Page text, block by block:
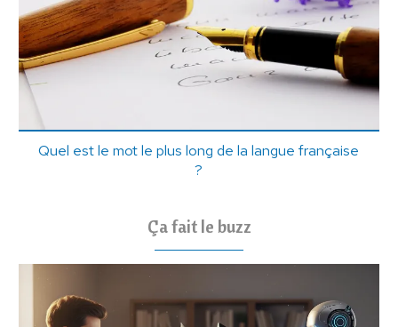
Quel est le mot le plus long de la langue française
?
Ça fait le buzz